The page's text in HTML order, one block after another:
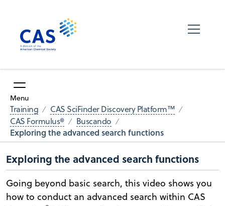
Menu
Training
CAS SciFinder Discovery Platform™
CAS Formulus®
Buscando
Exploring the advanced search functions
Exploring the advanced search functions
Going beyond basic search, this video shows you
how to conduct an advanced search within CAS